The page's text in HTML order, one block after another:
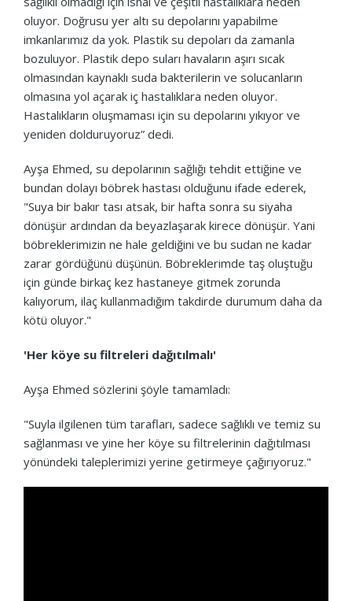
oluyor. Doğrusu yer altı su depolarını yapabilme
imkanlarımız da yok. Plastik su depoları da zamanla
bozuluyor. Plastik depo suları havaların aşırı sıcak
olmasından kaynaklı suda bakterilerin ve solucanların
olmasına yol açarak iç hastalıklara neden oluyor.
Hastalıkların oluşmaması için su depolarını yıkıyor ve
yeniden dolduruyoruz” dedi.
Ayşa Ehmed, su depolarının sağlığı tehdit ettiğine ve
bundan dolayı böbrek hastası olduğunu ifade ederek,
"Suya bir bakır tası atsak, bir hafta sonra su siyaha
dönüşür ardından da beyazlaşarak kirece dönüşür. Yani
böbreklerimizin ne hale geldiğini ve bu sudan ne kadar
zarar gördüğünü düşünün. Böbreklerimde taş oluştuğu
için günde birkaç kez hastaneye gitmek zorunda
kalıyorum, ilaç kullanmadığım takdirde durumum daha da
kötü oluyor."
'Her köye su filtreleri dağıtılmalı'
Ayşa Ehmed sözlerini şöyle tamamladı:
"Suyla ilgilenen tüm tarafları, sadece sağlıklı ve temiz su
sağlanması ve yine her köye su filtrelerinin dağıtılması
yönündeki taleplerimizi yerine getirmeye çağırıyoruz."